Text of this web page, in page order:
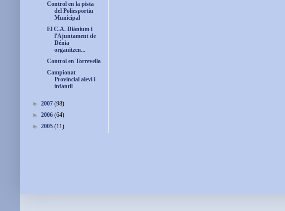
Control en la pista
del Poliesportiu
Municipal
El C.A. Diànium i
l'Ajuntament de
Dénia
organitzen...
Control en Torrevella
Campionat
Provincial aleví i
infantil
► 2007 (98)
► 2006 (64)
► 2005 (11)